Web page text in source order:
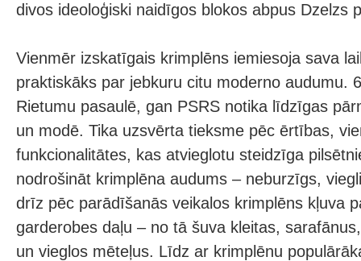
divos ideoloģiski naidīgos blokos abpus Dzelzs
Vienmēr izskatīgais krimplēns iemiesoja sava
praktiskāks par jebkuru citu moderno audumu.
Rietumu pasaulē, gan PSRS notika līdzīgas
un modē. Tika uzsvērta tieksme pēc ērtības,
funkcionalitātes, kas atvieglotu steidzīga
nodrošināt krimplēna audums – neburzīgs,
drīz pēc parādīšanās veikalos krimplēns kļuva
garderobes daļu – no tā šuva kleitas,
un vieglos mēteļus. Līdz ar krimplēnu